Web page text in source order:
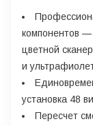
компонентов
цветной
и
установка 48
Пересчет